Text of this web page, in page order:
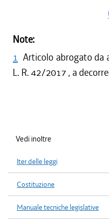
Note:
1 Articolo abrogato da
L. R. 42/2017 , a
Vedi inoltre
Iter delle leggi
Costituzione
Manuale tecniche legislative